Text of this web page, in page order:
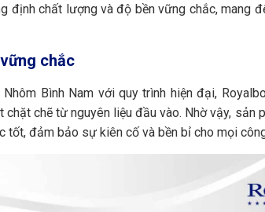
định chất lượng và độ bền vững chắc, mang
chắc
Bình Nam với quy trình hiện đại,
chẽ từ nguyên liệu đầu vào. Nhờ vậy, sản
tốt, đảm bảo sự kiên cố và bền bỉ cho mọi